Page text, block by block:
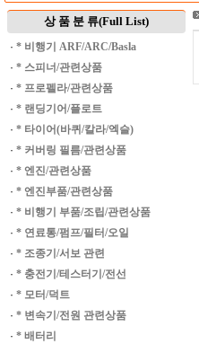
상 품 분 류(Full List)
· * 비행기 ARF/ARC/Basla
· * 스피너/관련상품
· * 프로펠라/관련상품
· * 랜딩기어/플로트
· * 타이어(바퀴/칼라/엑슬)
· * 커버링 필름/관련상품
· * 엔진/관련상품
· * 엔진부품/관련상품
· * 비행기 부품/조립/관련상품
· * 연료통/펌프/필터/오일
· * 조종기/서보 관련
· * 충전기/테스터기/전선
· * 모터/덕트
· * 변속기/전원 관련상품
· * 배터리